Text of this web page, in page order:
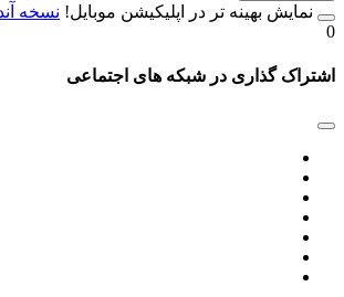
بهینه تر در اپلیکیشن موبایل!نسخه آندروید
گذاری در شبکه های اجتماعی